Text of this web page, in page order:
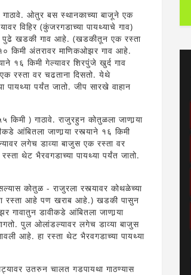
गाठावे. ओतुर बस स्थानकाच्या बाजूने एक
विहिर (कुंजरगडाच्या पायथ्याचे गाव)
पुढे खडकी गाव आहे. (खडकीतून एक रस्ता
किमी अंतरावर माणिकओझर गाव आहे.
१६ किमी गेल्यावर शिरपुंजे खुर्द गाव
रस्ता वर चढताना दिसतो. येथे
पर्यंत जातो. जीप सारखे वाहान
किमी ) गाठावे. राजुरहुन कोतुळला जाणार्‍या
आंबितला जाणार्‍या रस्त्याने १६ किमी
लगेच डाव्या बाजुस एक रस्ता वर
थेट भैरवगडाच्या पायथ्या पर्यंत जातो.
कोतुळ - राजुरला रस्त्यावर कोथळेच्या
रस्ता आहे पण खराब आहे.) खडकी पासुन
डावीकडे आंबितला जाणार्‍या
पुल ओलांडल्यावर लगेच डाव्या बाजुस
आहे. हा रस्ता थेट भैरवगडाच्या पायथ्या
उतरुन चालत गडपायथा गाठण्यास